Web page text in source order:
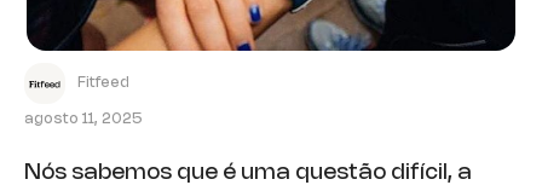
Fitfeed
agosto 11, 2025
Nós sabemos que é uma questão difícil, a